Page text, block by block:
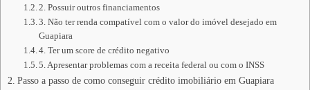
2. Possuir outros financiamentos
3. Não ter renda compatível com o valor do imóvel desejado em
Guapiara
4. Ter um score de crédito negativo
5. Apresentar problemas com a receita federal ou com o INSS
Passo a passo de como conseguir crédito imobiliário em Guapiara